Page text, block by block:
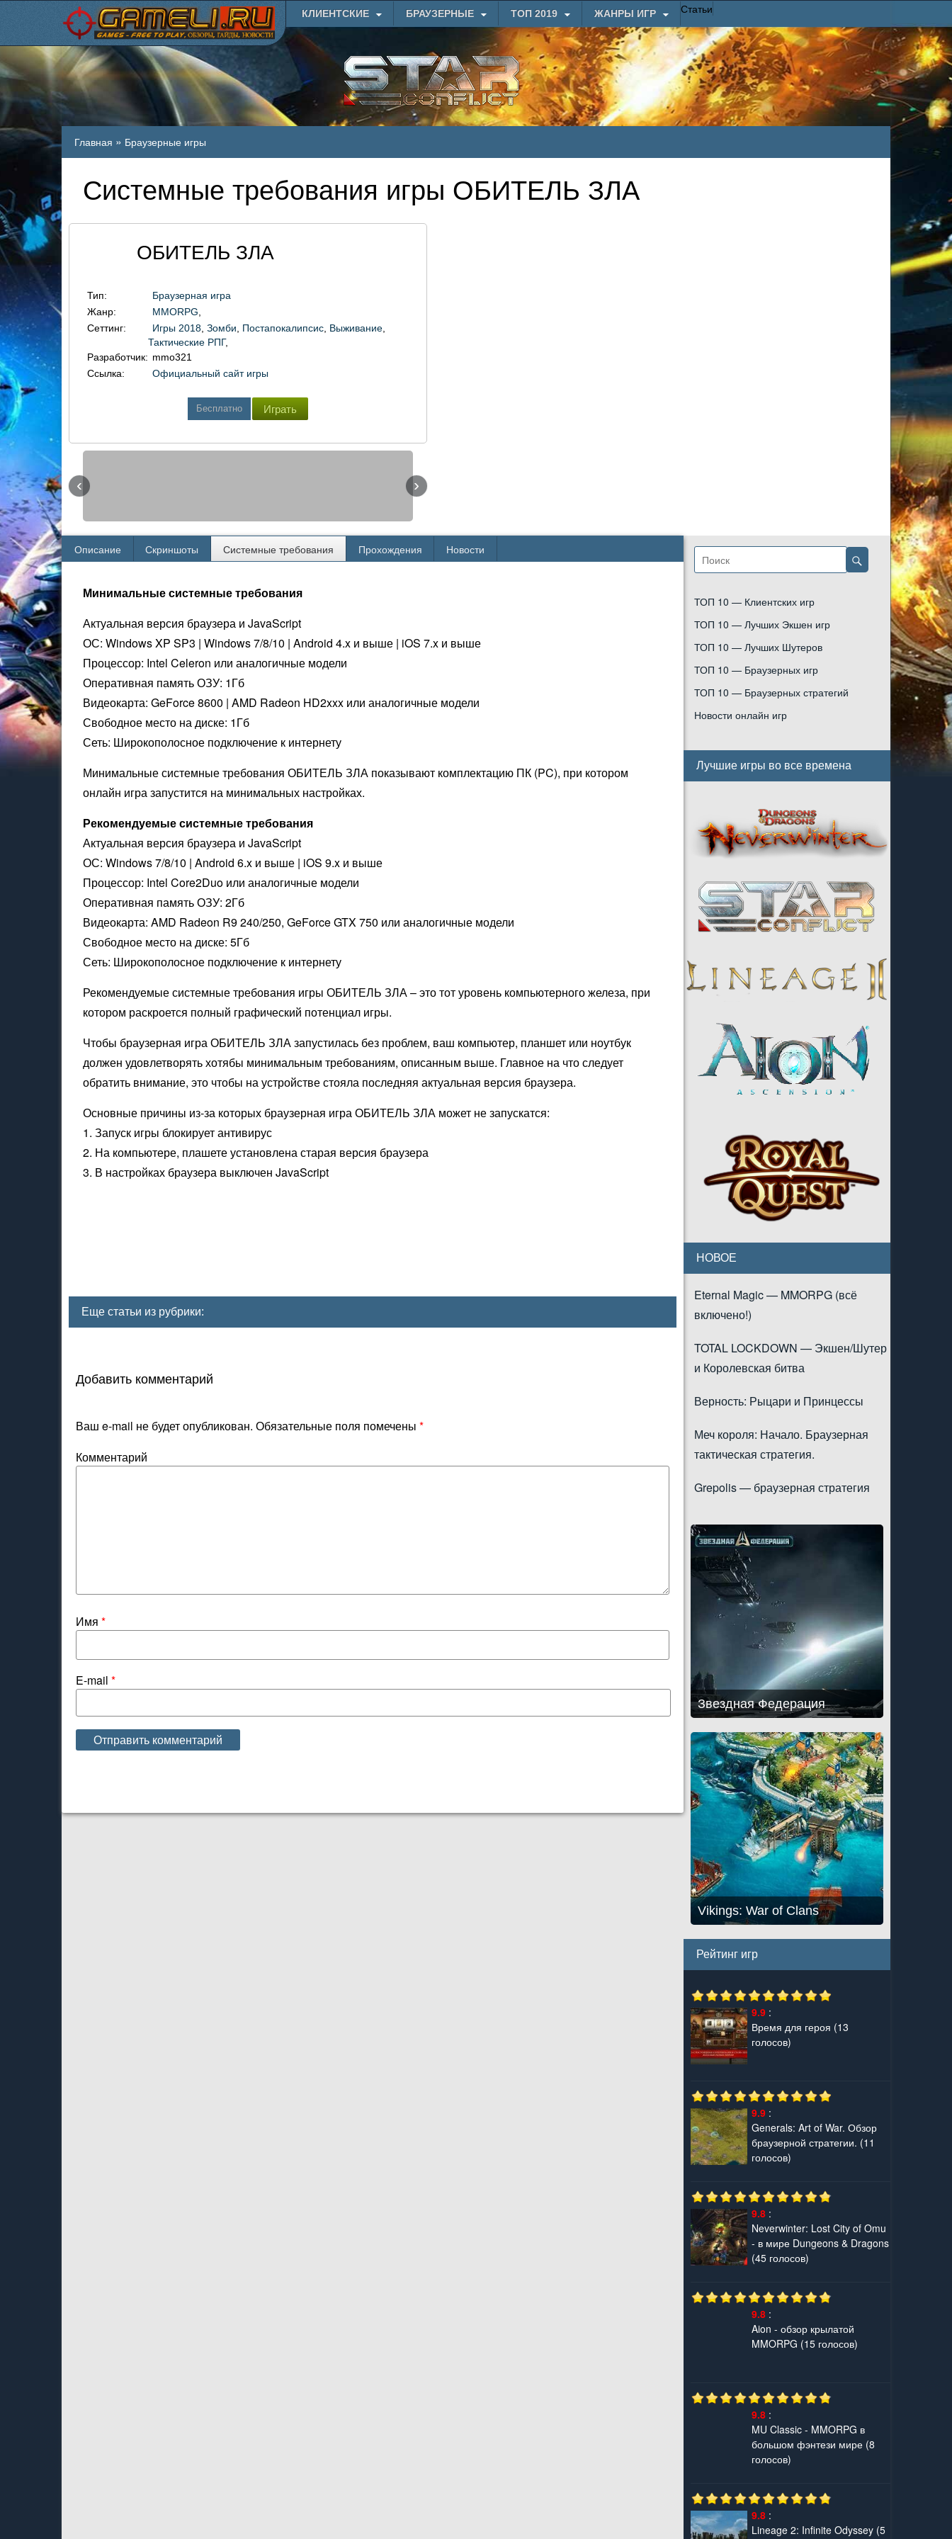
КЛИЕНТСКИЕ БРАУЗЕРНЫЕ ТОП 2019 ЖАНРЫ ИГР Статьи
Главная » Браузерные игры
Системные требования игры ОБИТЕЛЬ ЗЛА
ОБИТЕЛЬ ЗЛА
Тип:
Браузерная игра
Жанр:
MMORPG
Сеттинг:
Игры 2018 Зомби Постапокалипсис Выживание
Тактические РПГ,
Разработчик: mmo321
Ссылка:
Официальный сайт игры
Бесплатно Играть
‹ ›
Описание Скриншоты Системные требования Прохождения Новости
Минимальные системные требования
Актуальная версия браузера и JavaScript
ОС: Windows XP SP3 | Windows 7/8/10 | Android 4.x и выше | iOS 7.x и выше
Процессор: Intel Celeron или аналогичные модели
Оперативная память ОЗУ: 1Гб
Видеокарта: GeForce 8600 | AMD Radeon HD2xxx или аналогичные модели
Свободное место на диске: 1Гб
Сеть: Широкополосное подключение к интернету
Минимальные системные требования ОБИТЕЛЬ ЗЛА показывают комплектацию ПК (PC), при котором
онлайн игра запустится на минимальных настройках.
Рекомендуемые системные требования
Актуальная версия браузера и JavaScript
ОС: Windows 7/8/10 | Android 6.x и выше | iOS 9.x и выше
Процессор: Intel Core2Duo или аналогичные модели
Оперативная память ОЗУ: 2Гб
Видеокарта: AMD Radeon R9 240/250, GeForce GTX 750 или аналогичные модели
Свободное место на диске: 5Гб
Сеть: Широкополосное подключение к интернету
Рекомендуемые системные требования игры ОБИТЕЛЬ ЗЛА – это тот уровень компьютерного железа, при
котором раскроется полный графический потенциал игры.
Чтобы браузерная игра ОБИТЕЛЬ ЗЛА запустилась без проблем, ваш компьютер, планшет или ноутбук
должен удовлетворять хотябы минимальным требованиям, описанным выше. Главное на что следует
обратить внимание, это чтобы на устройстве стояла последняя актуальная версия браузера.
Основные причины из-за которых браузерная игра ОБИТЕЛЬ ЗЛА может не запускатся:
1. Запуск игры блокирует антивирус
2. На компьютере, плашете установлена старая версия браузера
3. В настройках браузера выключен JavaScript
Еще статьи из рубрики:
Добавить комментарий
Ваш e-mail не будет опубликован. Обязательные поля помечены *
Комментарий
Имя *
E-mail *
ТОП 10 — Клиентских игр
ТОП 10 — Лучших Экшен игр
ТОП 10 — Лучших Шутеров
ТОП 10 — Браузерных игр
ТОП 10 — Браузерных стратегий
Новости онлайн игр
Лучшие игры во все времена
НОВОЕ
Eternal Magic — MMORPG (всё
включено!)
TOTAL LOCKDOWN — Экшен/Шутер
и Королевская битва
Верность: Рыцари и Принцессы
Меч короля: Начало. Браузерная
тактическая стратегия.
Grepolis — браузерная стратегия
Звездная Федерация
Vikings: War of Clans
Рейтинг игр
9.9:
Время для героя (13
голосов)
9.9:
Generals: Art of War. Обзор
браузерной стратегии. (11
голосов)
9.8:
Neverwinter: Lost City of Omu
- в мире Dungeons & Dragons
(45 голосов)
9.8:
Aion - обзор крылатой
MMORPG (15 голосов)
9.8:
MU Classic - MMORPG в
большом фэнтези мире(8
голосов)
9.8:
Lineage 2: Infinite Odyssey(5